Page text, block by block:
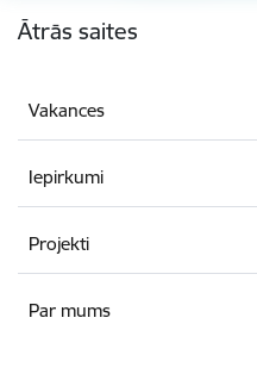
Ātrās saites
Vakances
Iepirkumi
Projekti
Par mums